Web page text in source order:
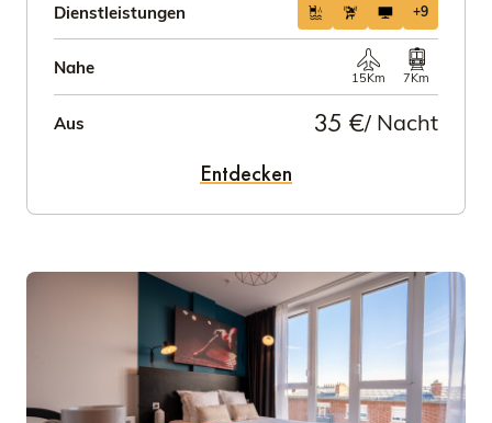
Dienstleistungen +9
Nahe
15Km 7Km
Aus 35 €/ Nacht
Entdecken